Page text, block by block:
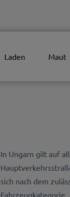
Laden Maut
In Ungarn gilt auf
sich nach dem
Fahrzeugkategorie.